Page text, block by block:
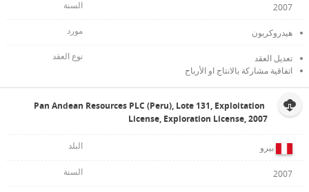
2007
هيدروكربون
تعديل العقد
اتفاقية مشاركة بالانتاج او الأرباح
Pan Andean Resources PLC (Peru), Lote 131, Exploitation
License, Exploration License, 2007
بيرو
2007